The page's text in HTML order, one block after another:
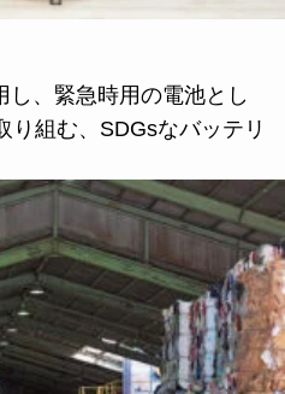
し、緊急時用の電池とし
組む、SDGsなバッテリ